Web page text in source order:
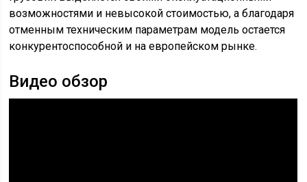
Читать еще: Какой камаз лучше под зерновоз
В сравнении с предшественниками первый КамАЗ
65117 он обладал рядом преимуществ: